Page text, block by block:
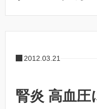
2012.03.21
腎炎 高血圧